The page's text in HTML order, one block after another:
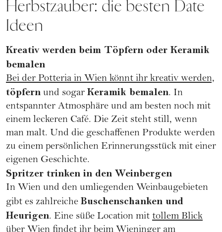
Herbstzauber: die besten Date
Ideen
Kreativ werden beim Töpfern oder Keramik
bemalen
Bei der Potteria in Wien könnt ihr kreativ werden,
töpfern und sogar Keramik bemalen. In
entspannter Atmosphäre und am besten noch mit
einem leckeren Café. Die Zeit steht still, wenn
man malt. Und die geschaffenen Produkte werden
zu einem persönlichen Erinnerungsstück mit einer
eigenen Geschichte.
Spritzer trinken in den Weinbergen
In Wien und den umliegenden Weinbaugebieten
gibt es zahlreiche Buschenschanken und
Heurigen. Eine süße Location mit tollem Blick